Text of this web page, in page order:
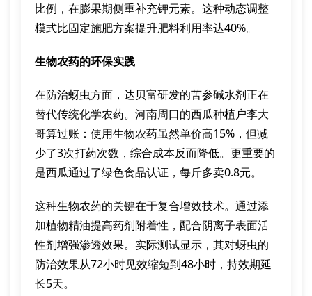
比例，在膨果期侧重补充钾元素。这种动态调整
模式比固定施肥方案提升肥料利用率达40%。
生物农药的环保实践
在防治蚜虫方面，达贝富研发的苦参碱水剂正在
替代传统化学农药。河南周口的西瓜种植户李大
哥算过账：使用生物农药虽然单价高15%，但减
少了3次打药次数，综合成本反而降低。更重要的
是西瓜通过了绿色食品认证，每斤多卖0.8元。
这种生物农药的关键在于复合增效技术。通过添
加植物精油提高药剂附着性，配合阴离子表面活
性剂增强渗透效果。实际测试显示，其对蚜虫的
防治效果从72小时见效缩短到48小时，持效期延
长5天。